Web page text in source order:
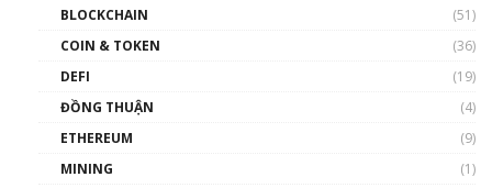
như thể nào?
00:39:31
Phổ cập Blockchain
BLOCKCHAIN
(51)
COIN & TOKEN
(36)
DEFI
(19)
ĐỒNG THUẬN
(4)
ETHEREUM
(9)
MINING
(1)